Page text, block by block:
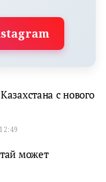
с нового
может